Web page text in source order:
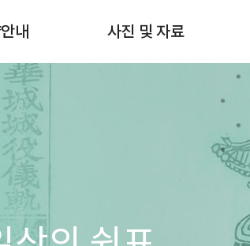
내
줄확인
약확인
비용안내
사진 및 자료